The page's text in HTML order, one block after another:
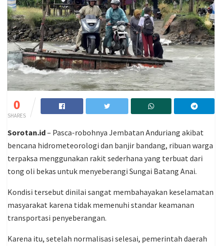
0
SHARES
Sorotan.id– Pasca-robohnya Jembatan Anduriang akibat
bencana hidrometeorologi dan banjir bandang, ribuan warga
terpaksa menggunakan rakit sederhana yang terbuat dari
tong oli bekas untuk menyeberangi Sungai Batang Anai.
Kondisi tersebut dinilai sangat membahayakan keselamatan
masyarakat karena tidak memenuhi standar keamanan
transportasi penyeberangan.
Karena itu, setelah normalisasi selesai, pemerintah daerah